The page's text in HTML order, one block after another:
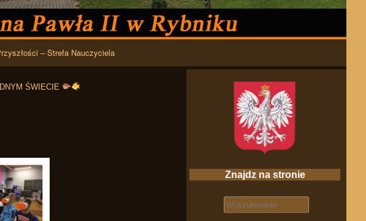
– Strefa Nauczyciela
ŚWIECIE
Znajdz na stronie
Search for: